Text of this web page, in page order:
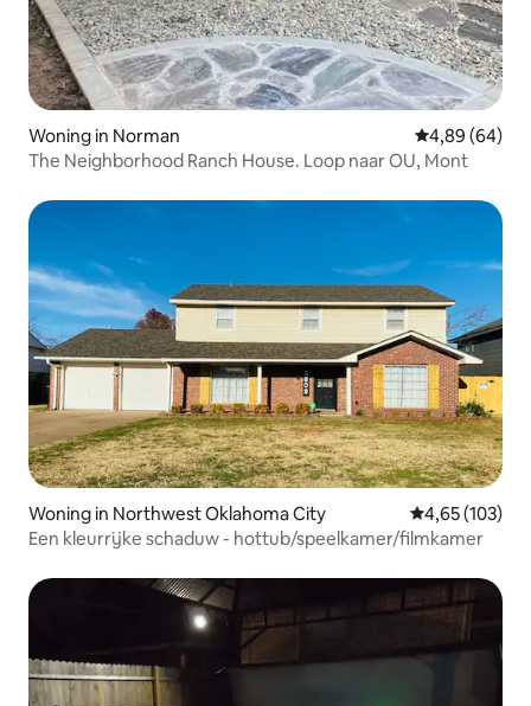
Woning in Norman Gemiddelde
4,89 (64)
The Neighborhood Ranch House. Loop naar OU, Mont
Woning in Northwest Oklahoma City Gemiddelde
4,65 (103)
Een kleurrijke schaduw - hottub/speelkamer/filmkamer